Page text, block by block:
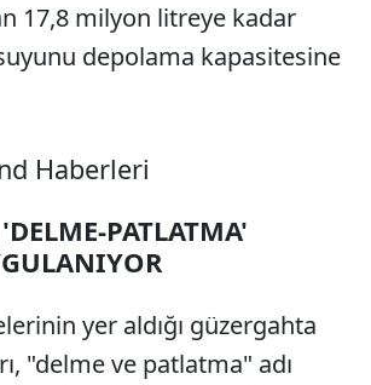
17,8 milyon litreye kadar
depolama kapasitesine
Haberleri
PATLATMA'
yer aldığı güzergahta
"delme ve patlatma" adı